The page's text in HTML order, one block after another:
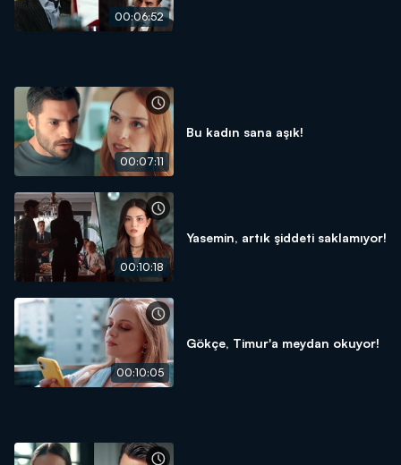
00:06:52
00:07:11
Bu kadın sana aşık!
00:10:18
Yasemin, artık şiddeti saklamıyor!
00:10:05
Gökçe, Timur'a meydan okuyor!